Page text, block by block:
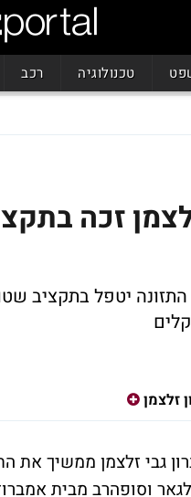
טכנולוגיה רכב
זכה
יטפל בתקציב
זלצמן
גבי זלצמן ממשיך את
וסופהרב מבית